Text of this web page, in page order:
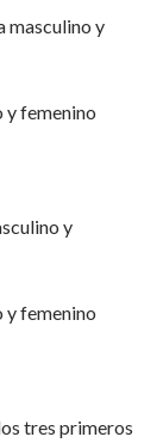
masculino y
y femenino
y
y femenino
tres primeros